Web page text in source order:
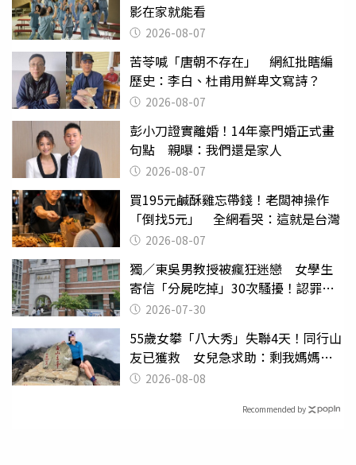
影在家就能看
2026-08-07
苦苓喊「唐朝不存在」 網紅批瞎編
歷史：李白、杜甫用鮮卑文寫詩？
2026-08-07
彭小刀證實離婚！14年豪門婚正式畫
句點 親曝：我們還是家人
2026-08-07
買195元鹹酥雞忘帶錢！老闆神操作
「倒找5元」 全網看哭：這就是台灣
2026-08-07
獨／東吳男教授被瘋狂迷戀 女學生
寄信「分屍吃掉」30次騷擾！認罪免
關 2026-07-30
55歲女攀「八大秀」失聯4天！同行山
友已獲救 女兒急求助：剩我媽媽還
沒找到
2026-08-08
Recommended by